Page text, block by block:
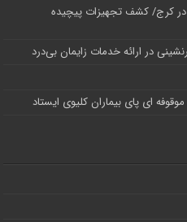
در کرج/‌ کشف تجهیزات پیچیده
ای پای بیماران کلیوی ایستاد